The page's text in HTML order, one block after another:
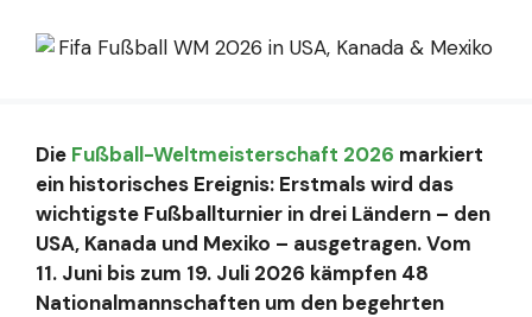
Die Fußball-Weltmeisterschaft 2026 markiert
ein historisches Ereignis: Erstmals wird das
wichtigste Fußballturnier in drei Ländern – den
USA, Kanada und Mexiko – ausgetragen. Vom
11. Juni bis zum 19. Juli 2026 kämpfen 48
Nationalmannschaften um den begehrten